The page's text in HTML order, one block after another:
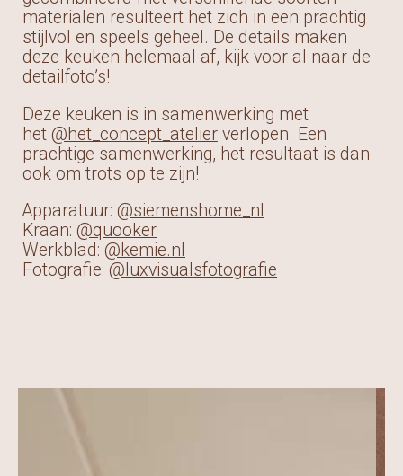
materialen resulteert het zich in een prachtig
stijlvol en speels geheel. De details maken
deze keuken helemaal af, kijk voor al naar de
detailfoto’s!
Deze keuken is in samenwerking met
het @het_concept_atelier verlopen. Een
prachtige samenwerking, het resultaat is dan
ook om trots op te zijn!
Apparatuur: @siemenshome_nl
Kraan: @quooker
Werkblad: @kemie.nl
Fotografie: @luxvisualsfotografie